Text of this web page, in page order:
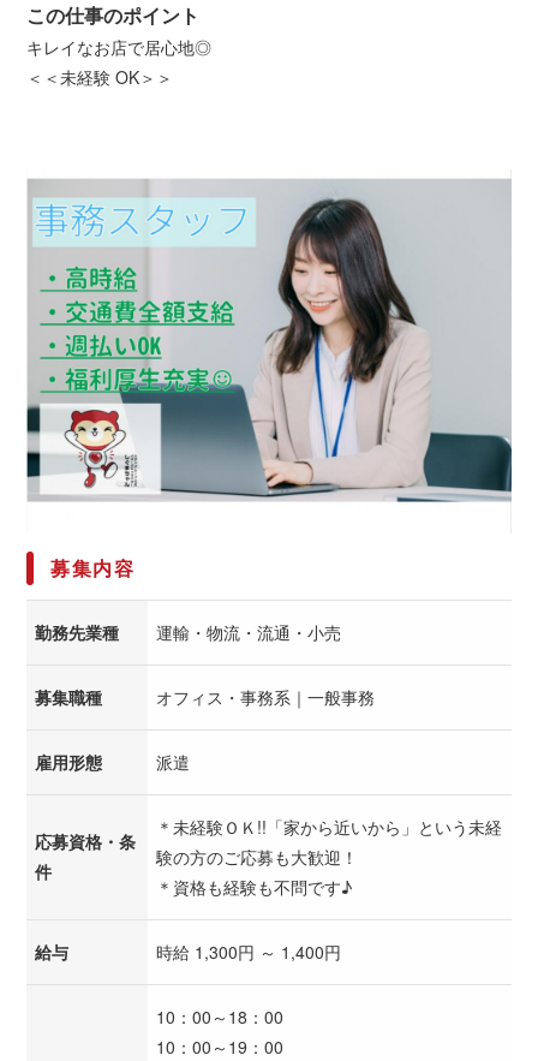
この仕事のポイント
キレイなお店で居心地◎
＜＜未経験 OK＞＞
募集内容
勤務先業種 運輸・物流・流通・小売
募集職種 オフィス・事務系｜一般事務
雇用形態 派遣
応募資格・条
件
＊未経験ＯＫ!!「家から近いから」という未経
験の方のご応募も大歓迎！
＊資格も経験も不問です♪
給与 時給 1,300円 ～ 1,400円
10：00～18：00
10：00～19：00